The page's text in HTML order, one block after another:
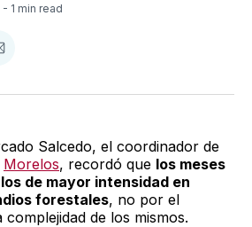
- 1 min read
Salcedo, el coordinador de
Morelos, recordó que los meses
de mayor intensidad en
forestales, no por el
de los mismos.